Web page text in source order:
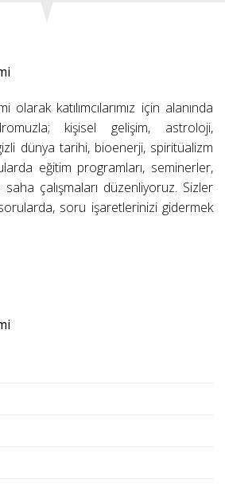
katılımcılarımız için alanında
kişisel gelişim, astroloji,
dünya tarihi, bioenerji, spiritüalizm
eğitim programları, seminerler,
çalışmaları düzenliyoruz. Sizler
soru işaretlerinizi gidermek